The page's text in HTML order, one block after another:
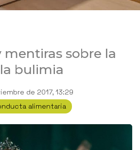
mentiras sobre la
bulimia
de 2017, 13:29
alimentaria